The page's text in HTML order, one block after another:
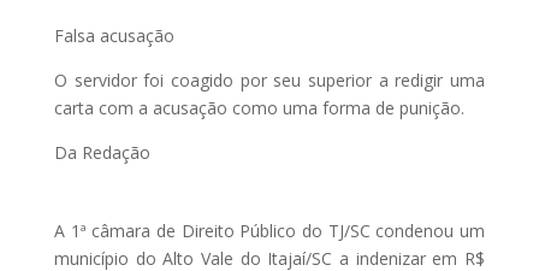
Falsa acusação
O servidor foi coagido por seu superior a redigir uma
carta com a acusação como uma forma de punição.
Da Redação
A 1ª câmara de Direito Público do TJ/SC condenou um
município do Alto Vale do Itajaí/SC a indenizar em R$